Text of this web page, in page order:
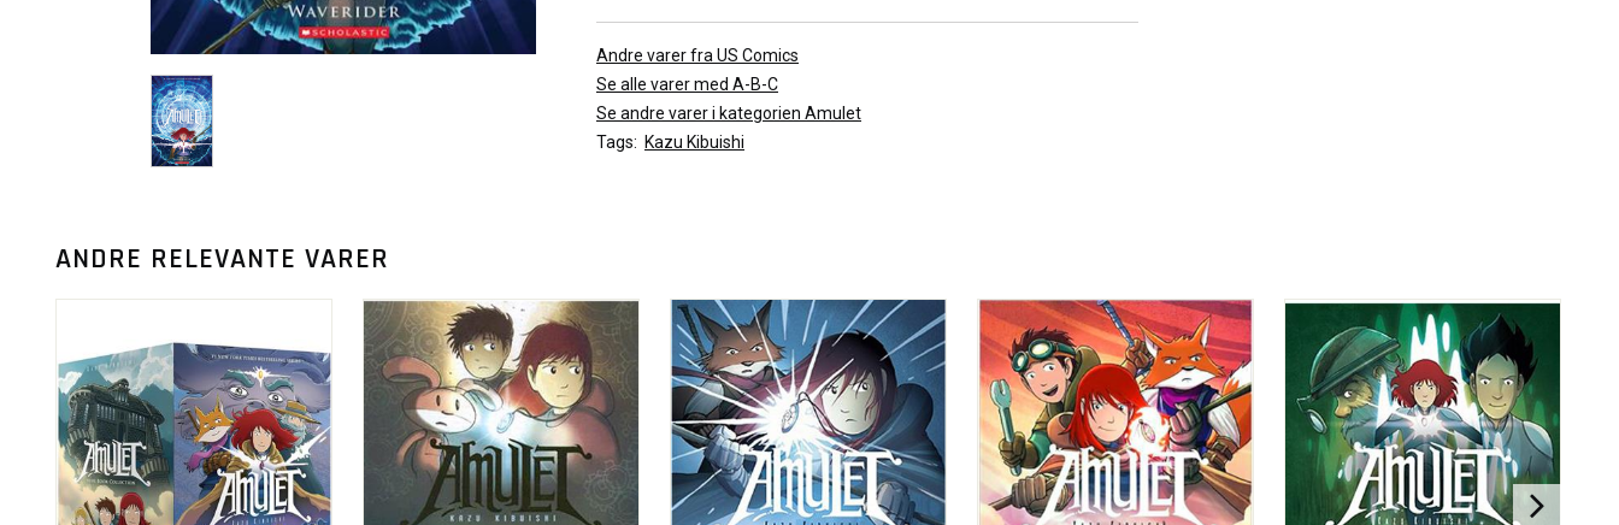
Andre varer fra US Comics
Se alle varer med A-B-C
Se andre varer i kategorien Amulet
Tags: Kazu Kibuishi
ANDRE RELEVANTE VARER